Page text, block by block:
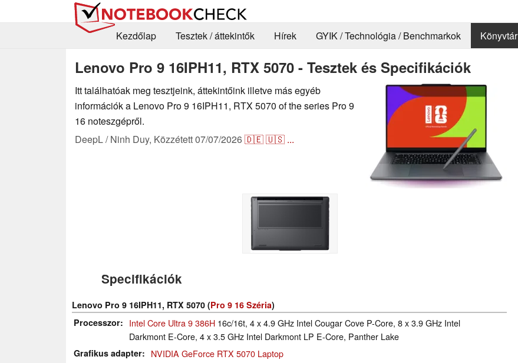
Kezdőlap
Tesztek / áttekintők Hírek GYIK / Technológia / Benchmarkok Könyvtár
Lenovo Pro 9 16IPH11, RTX 5070 - Tesztek és Specifikációk
Itt találhatóak meg tesztjeink, áttekintőink illetve más egyéb
információk a Lenovo Pro 9 16IPH11, RTX 5070 of the series Pro 9
16 noteszgépről.
DeepL / Ninh Duy, Közzétett07/07/2026🇩🇪🇺🇸 ...
Specifikációk
Lenovo Pro 9 16IPH11, RTX 5070 (Pro 9 16 Széria)
Processzor
Intel Core Ultra 9 386H 16c/16t, 4 x 4.9 GHz Intel Cougar Cove P-Core, 8 x 3.9 GHz Intel
Darkmont E-Core, 4 x 3.5 GHz Intel Darkmont LP E-Core, Panther Lake
Grafikus adapter NVIDIA GeForce RTX 5070 Laptop